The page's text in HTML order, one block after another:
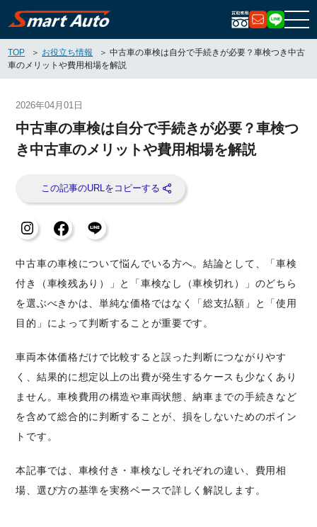
お問い合
LINE
TOP お役立ち情報
中古車の車検は自分で手続きが必要？車検つき中古
車のメリットや費用相場を解説
2026年04月01日
中古車の車検は自分で手続きが必要？車検つ
き中古車のメリットや費用相場を解説
中古車の車検について悩んでいる方へ。結論として、「車検
付き（車検残あり）」と「車検なし（車検切れ）」のどちら
を選ぶべきかは、単純な価格ではなく「総支払額」と「使用
目的」によって判断することが重要です。
車両本体価格だけで比較すると誤った判断につながりやす
く、結果的に想定以上の出費が発生するケースも少なくあり
ません。車検費用の構造や車両状態、納車までの手続きなど
を含めて総合的に判断することが、損をしないためのポイン
トです。
本記事では、車検付き・車検なしそれぞれの違い、費用相
場、選び方の基準を実務ベースで詳しく解説します。